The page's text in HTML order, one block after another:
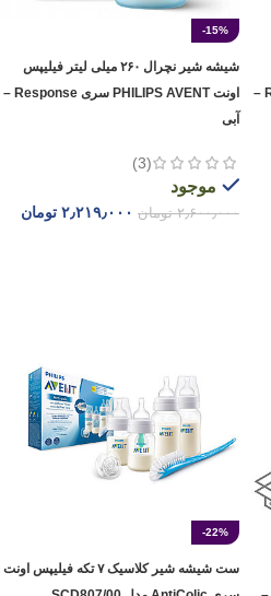
اونت PHILIPS AVENT سری Response –
-15%
شیشه شیر نچرال ۲۶۰ میلی لیتر فیلیپس
اونت PHILIPS AVENT سری Response –
آبی
(3)
موجود
۲٫۶۰۰٫۰۰۰ تومان ۲٫۲۱۹٫۰۰۰ تومان
-22%
ست شیشه شیر کلاسیک ۷ تکه فیلیپس اونت